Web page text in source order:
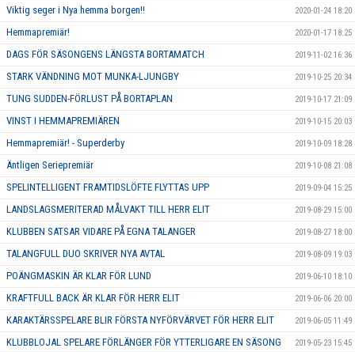
Viktig seger i Nya hemma borgen!! 2020-01-24 18:20
Hemmapremiär! 2020-01-17 18:25
DAGS FÖR SÄSONGENS LÄNGSTA BORTAMATCH 2019-11-02 16:36
STARK VÄNDNING MOT MUNKA-LJUNGBY 2019-10-25 20:34
TUNG SUDDEN-FÖRLUST PÅ BORTAPLAN 2019-10-17 21:09
VINST I HEMMAPREMIÄREN 2019-10-15 20:03
Hemmapremiär! - Superderby 2019-10-09 18:28
Äntligen Seriepremiär 2019-10-08 21:08
SPELINTELLIGENT FRAMTIDSLÖFTE FLYTTAS UPP 2019-09-04 15:25
LANDSLAGSMERITERAD MÅLVAKT TILL HERR ELIT 2019-08-29 15:00
KLUBBEN SATSAR VIDARE PÅ EGNA TALANGER 2019-08-27 18:00
TALANGFULL DUO SKRIVER NYA AVTAL 2019-08-09 19:03
POÄNGMASKIN ÄR KLAR FÖR LUND 2019-06-10 18:10
KRAFTFULL BACK ÄR KLAR FÖR HERR ELIT 2019-06-06 20:00
KARAKTÄRSSPELARE BLIR FÖRSTA NYFÖRVÄRVET FÖR HERR ELIT 2019-06-05 11:49
KLUBBLOJAL SPELARE FÖRLÄNGER FÖR YTTERLIGARE EN SÄSONG 2019-05-23 15:45